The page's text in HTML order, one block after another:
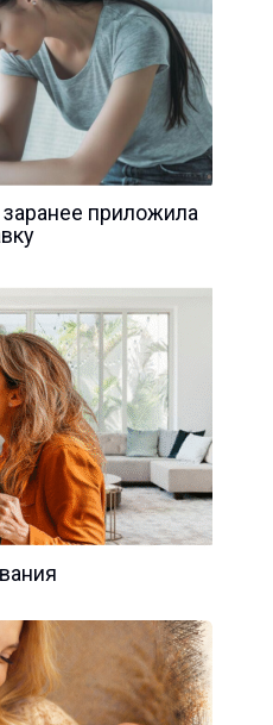
приложила